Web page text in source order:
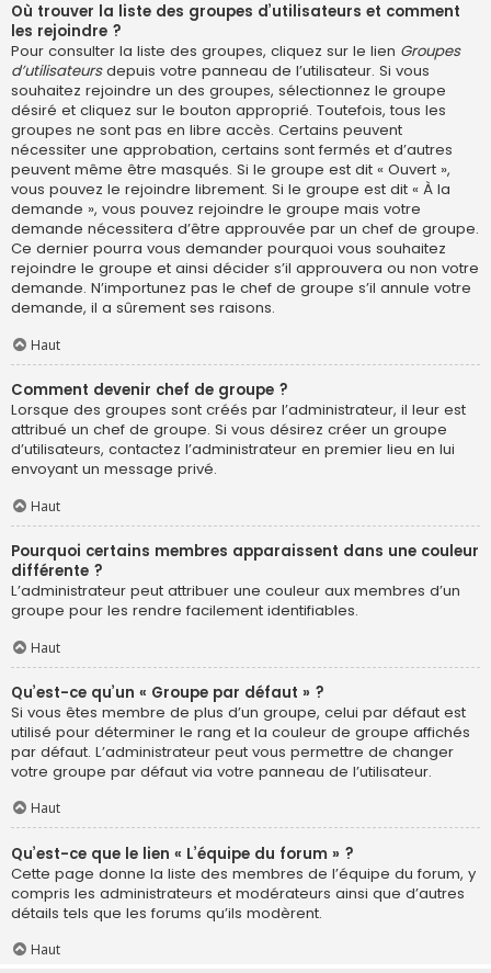
Où trouver la liste des groupes d’utilisateurs et comment
les rejoindre ?
Pour consulter la liste des groupes, cliquez sur le lien Groupes
d’utilisateursdepuis votre panneau de l’utilisateur. Si vous
souhaitez rejoindre un des groupes, sélectionnez le groupe
désiré et cliquez sur le bouton approprié. Toutefois, tous les
groupes ne sont pas en libre accès. Certains peuvent
nécessiter une approbation, certains sont fermés et d’autres
peuvent même être masqués. Si le groupe est dit « Ouvert »,
vous pouvez le rejoindre librement. Si le groupe est dit « À la
demande », vous pouvez rejoindre le groupe mais votre
demande nécessitera d’être approuvée par un chef de groupe.
Ce dernier pourra vous demander pourquoi vous souhaitez
rejoindre le groupe et ainsi décider s’il approuvera ou non votre
demande. N’importunez pas le chef de groupe s’il annule votre
demande, il a sûrement ses raisons.
Haut
Comment devenir chef de groupe ?
Lorsque des groupes sont créés par l’administrateur, il leur est
attribué un chef de groupe. Si vous désirez créer un groupe
d’utilisateurs, contactez l’administrateur en premier lieu en lui
envoyant un message privé.
Haut
Pourquoi certains membres apparaissent dans une couleur
différente ?
L’administrateur peut attribuer une couleur aux membres d’un
groupe pour les rendre facilement identifiables.
Haut
Qu’est-ce qu’un « Groupe par défaut » ?
Si vous êtes membre de plus d’un groupe, celui par défaut est
utilisé pour déterminer le rang et la couleur de groupe affichés
par défaut. L’administrateur peut vous permettre de changer
votre groupe par défaut via votre panneau de l’utilisateur.
Haut
Qu’est-ce que le lien « L’équipe du forum » ?
Cette page donne la liste des membres de l’équipe du forum, y
compris les administrateurs et modérateurs ainsi que d’autres
détails tels que les forums qu’ils modèrent.
Haut